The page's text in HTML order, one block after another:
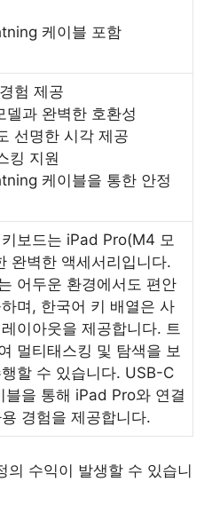
케이블 포함
험 제공
과 완벽한 호환성
선명한 시각 제공
킹 지원
케이블을 통한 안정
보드는 iPad Pro(M4 모
완벽한 액세서리입니다.
어두운 환경에서도 편안
며, 한국어 키 배열은 사
이아웃을 제공합니다. 트
멀티태스킹 및 탐색을 보
할 수 있습니다. USB-C
을 통해 iPad Pro와 연결
경험을 제공합니다.
의 수익이 발생할 수 있습니